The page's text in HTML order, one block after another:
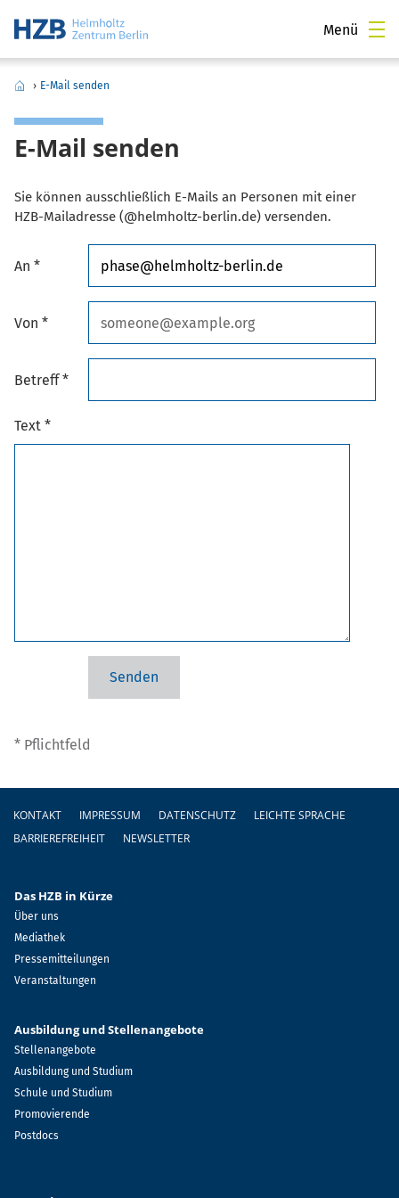
Menü
› E-Mail senden
E-Mail senden
Sie können ausschließlich E-Mails an Personen mit einer
HZB-Mailadresse (@helmholtz-berlin.de) versenden.
An *
Von *
Betreff *
Text *
* Pflichtfeld
Fußzeile
KONTAKT IMPRESSUM DATENSCHUTZ
LEICHTE SPRACHE
BARRIEREFREIHEIT
NEWSLETTER
Das HZB in Kürze
Über uns
Mediathek
Pressemitteilungen
Veranstaltungen
Ausbildung und Stellenangebote
Stellenangebote
Ausbildung und Studium
Schule und Studium
Promovierende
Postdocs